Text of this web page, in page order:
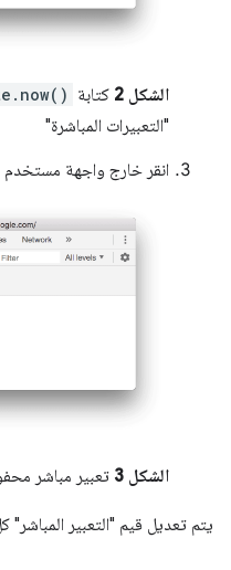
الشكل 2 كتابة
"التعبيرات المباشرة"
انقر خارج واجهة مستخدم
الشكل 3 تعبير مباشر
يتم تعديل قيم "التعبير المباشر" كل 250 ملي